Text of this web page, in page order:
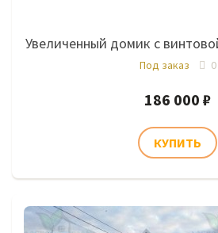
Увеличенный домик с
Под заказ 0
186 000 ₽